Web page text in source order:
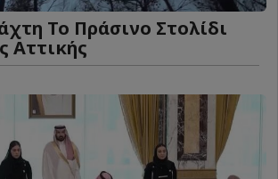
Το Πράσινο Στολίδι
Αττικής